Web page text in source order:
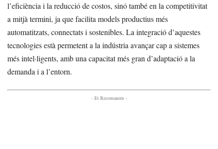
l’eficiència i la reducció de costos, sinó també en la competitivitat
a mitjà termini, ja que facilita models productius més
automatitzats, connectats i sostenibles. La integració d’aquestes
tecnologies està permetent a la indústria avançar cap a sistemes
més intel·ligents, amb una capacitat més gran d’adaptació a la
demanda i a l’entorn.
- Et Recomanem -